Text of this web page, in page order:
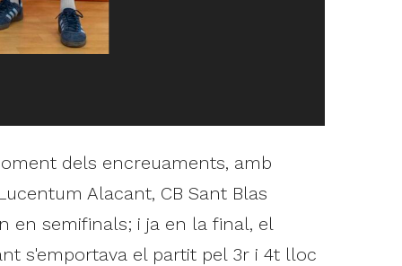
dels encreuaments, amb
Alacant, CB Sant Blas
en semifinals; i ja en la final, el
s'emportava el partit pel 3r i 4t lloc